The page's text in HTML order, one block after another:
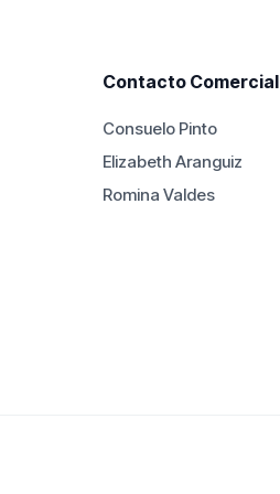
Contacto Comercial
Consuelo Pinto
Elizabeth Aranguiz
Romina Valdes